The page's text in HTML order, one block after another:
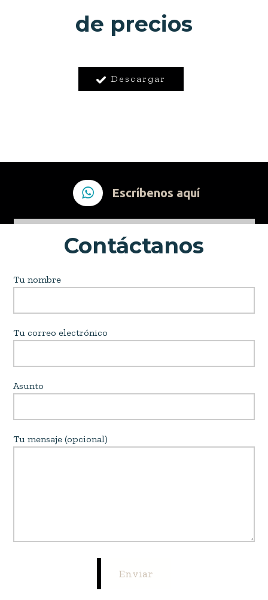
de precios
Descargar
Escríbenos aquí
Contáctanos
Tu nombre
Tu correo electrónico
Asunto
Tu mensaje (opcional)
Enviar